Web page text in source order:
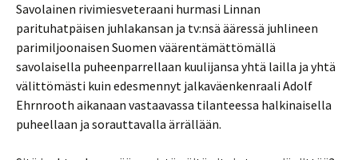
Savolainen rivimiesveteraani hurmasi Linnan
parituhatpäisen juhlakansan ja tv:nsä ääressä juhlineen
parimiljoonaisen Suomen väärentämättömällä
savolaisella puheenparrellaan kuulijansa yhtä lailla ja yhtä
välittömästi kuin edesmennyt jalkaväenkenraali Adolf
Ehrnrooth aikanaan vastaavassa tilanteessa halkinaisella
puheellaan ja sorauttavalla ärrällään.